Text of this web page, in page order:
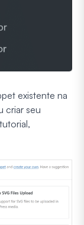
existente na
criar seu